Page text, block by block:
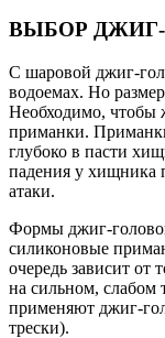
ВЫБОР
С шаровой джиг-
водоемах. Но
Необходимо, чтобы
приманки.
глубоко в пасти
падения у хищника
атаки.
Формы джиг-
силиконовые
очередь зависит от
на сильном, слабом
применяют джиг-
трески).